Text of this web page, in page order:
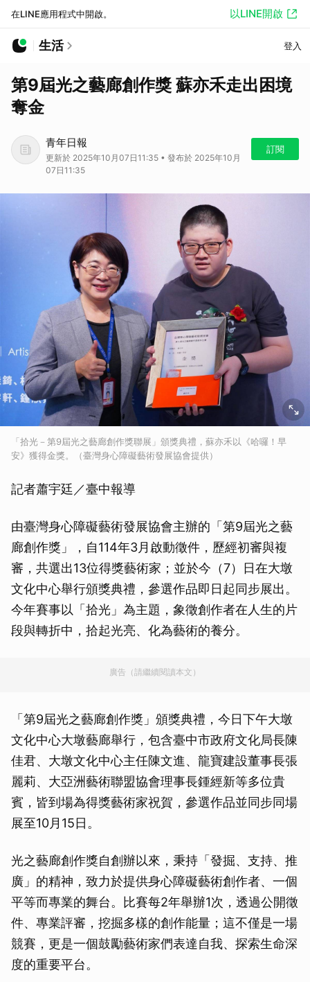
在LINE應用程式中開啟。 以LINE開啟
生活 登入
第9屆光之藝廊創作獎 蘇亦禾走出困境
奪金
青年日報
更新於 2025年10月07日11:35 • 發布於 2025年10月
07日11:35
訂閱
「拾光－第9屆光之藝廊創作獎聯展」頒獎典禮，蘇亦禾以《哈囉！早
安》獲得金獎。（臺灣身心障礙藝術發展協會提供）
記者蕭宇廷／臺中報導
由臺灣身心障礙藝術發展協會主辦的「第9屆光之藝
廊創作獎」，自114年3月啟動徵件，歷經初審與複
審，共選出13位得獎藝術家；並於今（7）日在大墩
文化中心舉行頒獎典禮，參選作品即日起同步展出。
今年賽事以「拾光」為主題，象徵創作者在人生的片
段與轉折中，拾起光亮、化為藝術的養分。
廣告（請繼續閱讀本文）
「第9屆光之藝廊創作獎」頒獎典禮，今日下午大墩
文化中心大墩藝廊舉行，包含臺中市政府文化局長陳
佳君、大墩文化中心主任陳文進、龍寶建設董事長張
麗莉、大亞洲藝術聯盟協會理事長鍾經新等多位貴
賓，皆到場為得獎藝術家祝賀，參選作品並同步同場
展至10月15日。
光之藝廊創作獎自創辦以來，秉持「發掘、支持、推
廣」的精神，致力於提供身心障礙藝術創作者、一個
平等而專業的舞台。比賽每2年舉辦1次，透過公開徵
件、專業評審，挖掘多樣的創作能量；這不僅是一場
競賽，更是一個鼓勵藝術家們表達自我、探索生命深
度的重要平台。